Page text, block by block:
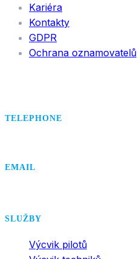
Kariéra
Kontakty
GDPR
Ochrana oznamovatelů
TELEPHONE
EMAIL
SLUŽBY
Výcvik pilotů